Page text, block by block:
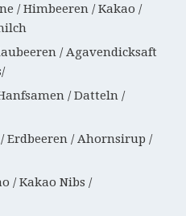
/ Himbeeren / Kakao /
/ Agavendicksaft
/ Datteln /
Erdbeeren / Ahornsirup /
/ Kakao Nibs /